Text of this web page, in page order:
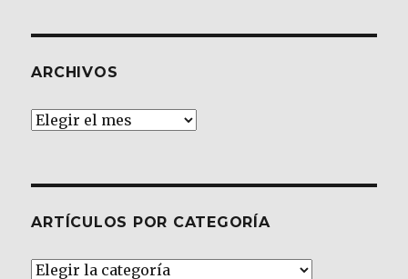
ARCHIVOS
Archivos
ARTÍCULOS POR CATEGORÍA
Artículos